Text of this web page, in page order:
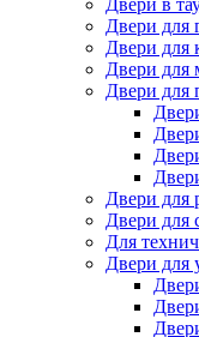
Двери в
Двери для
Двери для
Двери для
Двери для
Двери для
Двери для
Для
Двери для